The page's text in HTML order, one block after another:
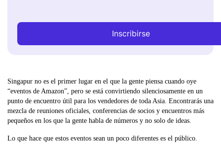
Inscribirse
Singapur no es el primer lugar en el que la gente piensa cuando oye
“eventos de Amazon”, pero se está convirtiendo silenciosamente en un
punto de encuentro útil para los vendedores de toda Asia. Encontrarás una
mezcla de reuniones oficiales, conferencias de socios y encuentros más
pequeños en los que la gente habla de números y no solo de ideas.
Lo que hace que estos eventos sean un poco diferentes es el público.